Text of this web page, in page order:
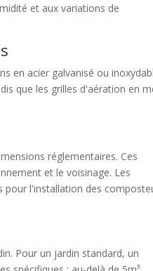
et aux variations de
en acier galvanisé ou
que les grilles d'aération en
réglementaires. Ces
et le voisinage. Les
pour l'installation des
Pour un jardin standard, un